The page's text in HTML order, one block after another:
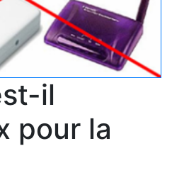
il
pour la